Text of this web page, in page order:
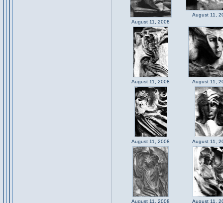
August 11, 2008
August 11,
August 11, 2008 August 11,
August 11, 2008 August 11,
August 11, 2008 August 11,